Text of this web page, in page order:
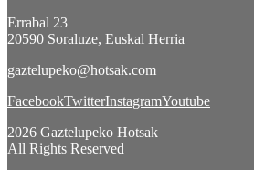
Errabal 23
20590 Soraluze, Euskal Herria
gaztelupeko@hotsak.com
FacebookTwitterInstagramYoutube
2026 Gaztelupeko Hotsak
All Rights Reserved